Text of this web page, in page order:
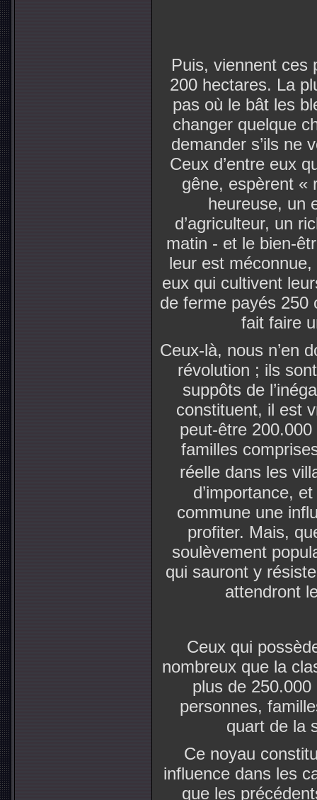
Puis, viennent ces
200 hectares. La
pas où le bât les
changer quelque
demander s’ils ne
Ceux d’entre eux
gêne, espèrent «
heureuse, un
d’agriculteur, un
matin - et le bien-
leur est
eux qui cultivent
de ferme payés 250
fait faire
Ceux-là, nous n’en
révolution ; ils
suppôts de
constituent, il est
peut-être
familles
réelle dans les
d’importance,
commune une
profiter. Mais,
soulèvement
qui sauront y
attendront
Ceux qui
nombreux que la
plus de
personnes,
quart de la
Ce noyau
influence dans les
que les